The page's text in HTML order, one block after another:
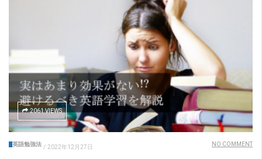
2061 VIEWS
英語勉強法 / 2022年12月27日 NO COMMENT